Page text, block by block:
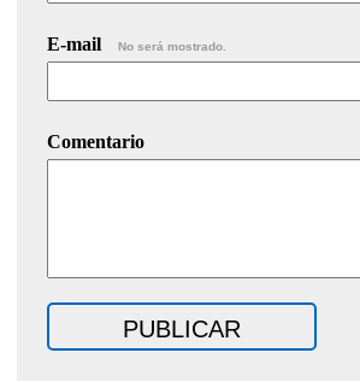
E-mail No será mostrado.
Comentario